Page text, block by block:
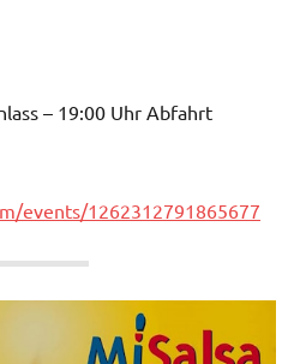
– 19:00 Uhr Abfahrt
events/1262312791865677